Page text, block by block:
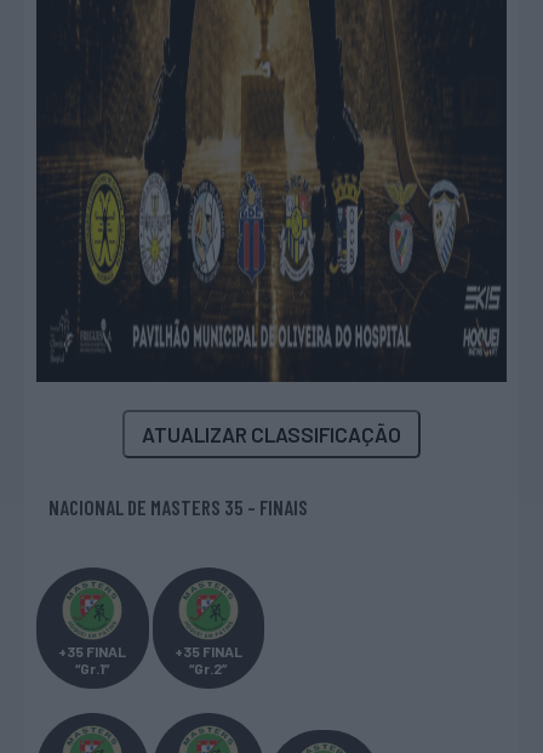
ATUALIZAR CLASSIFICAÇÃO
NACIONAL DE MASTERS 35 - FINAIS
+35 FINAL
“Gr.1”
+35 FINAL
“Gr.2”